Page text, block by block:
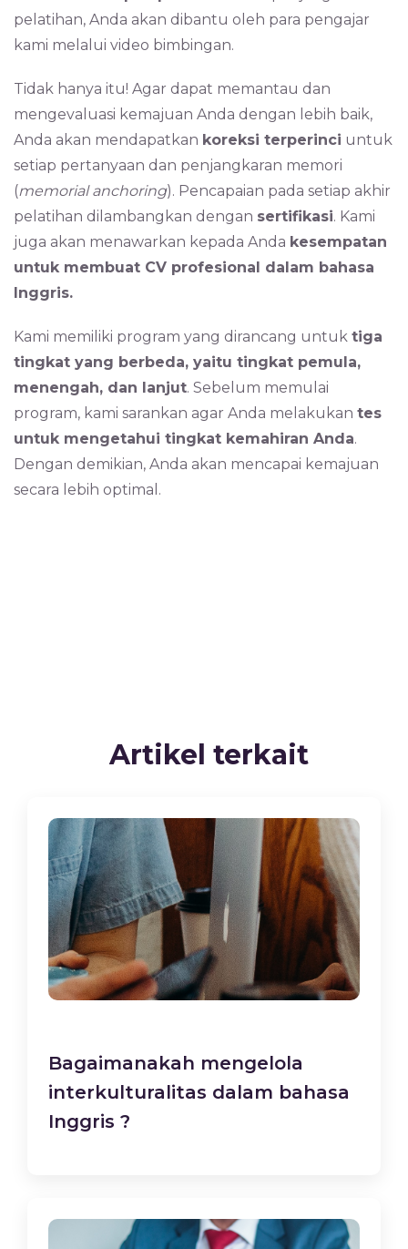
pelatihan, Anda akan dibantu oleh para pengajar
kami melalui video bimbingan.
Tidak hanya itu! Agar dapat memantau dan
mengevaluasi kemajuan Anda dengan lebih baik,
Anda akan mendapatkan koreksi terperinci untuk
setiap pertanyaan dan penjangkaran memori
(memorial anchoring). Pencapaian pada setiap akhir
pelatihan dilambangkan dengan sertifikasi. Kami
juga akan menawarkan kepada Anda kesempatan
untuk membuat CV profesional dalam bahasa
Inggris.
Kami memiliki program yang dirancang untuk tiga
tingkat yang berbeda, yaitu tingkat pemula,
menengah, dan lanjut. Sebelum memulai
program, kami sarankan agar Anda melakukan tes
untuk mengetahui tingkat kemahiran Anda.
Dengan demikian, Anda akan mencapai kemajuan
secara lebih optimal.
Artikel terkait
Bagaimanakah mengelola
interkulturalitas dalam bahasa
Inggris ?